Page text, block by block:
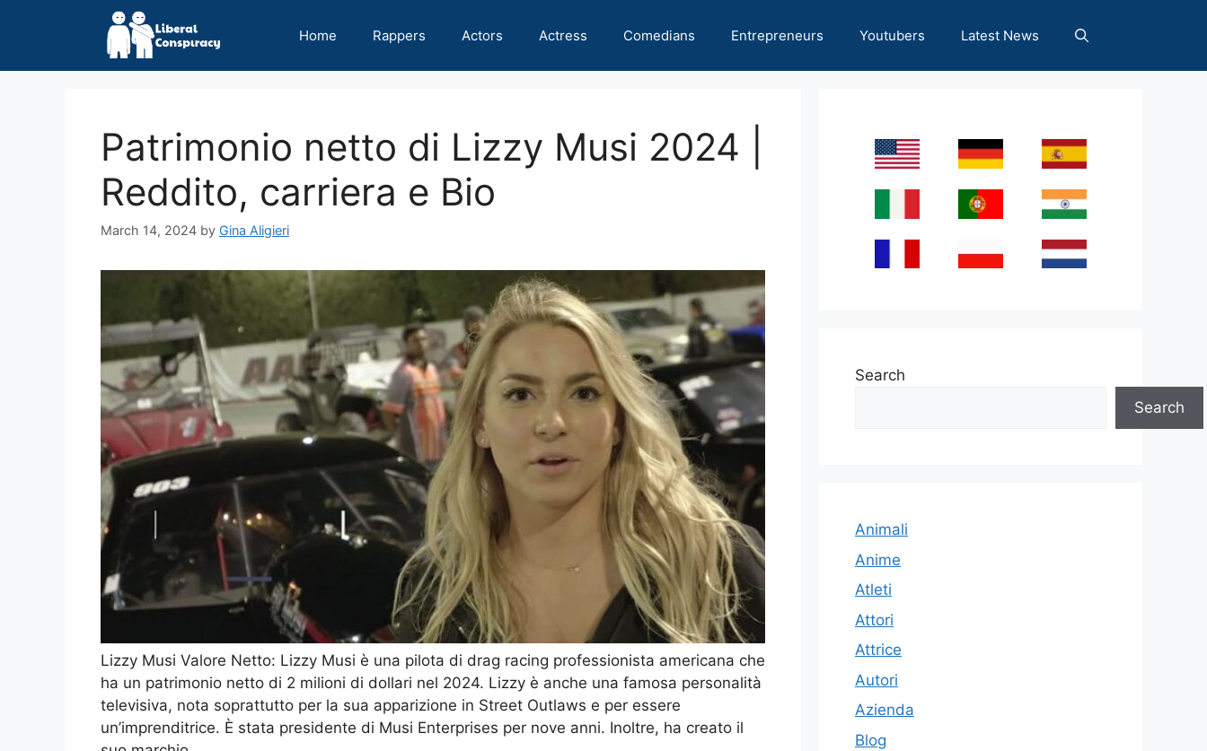
Home Rappers Actors Actress Comedians Entrepreneurs Youtubers Latest News
Patrimonio netto di Lizzy Musi 2024 |
Reddito, carriera e Bio
March 14, 2024 by Gina Aligieri
Lizzy Musi Valore Netto: Lizzy Musi è una pilota di drag racing professionista americana che
ha un patrimonio netto di 2 milioni di dollari nel 2024. Lizzy è anche una famosa personalità
televisiva, nota soprattutto per la sua apparizione in Street Outlaws e per essere
un’imprenditrice. È stata presidente di Musi Enterprises per nove anni. Inoltre, ha creato il
Search
Search
Animali
Anime
Atleti
Attori
Attrice
Autori
Azienda
Blog